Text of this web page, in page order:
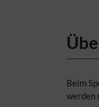
Beim
werden